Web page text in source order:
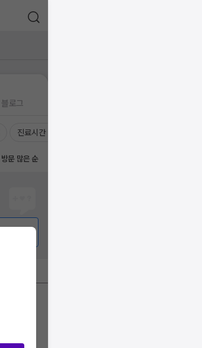
블로그
진료시간
방문 많은 순